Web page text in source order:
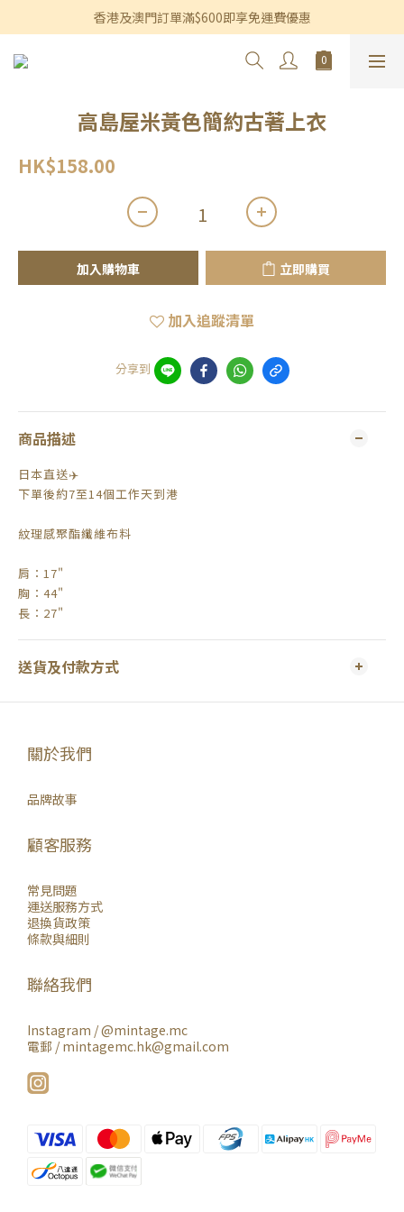
香港及澳門訂單滿$600即享免運費優惠
香港及澳門訂單滿$600即享免運費優惠
3個月內買滿$1,200可享永久九折優惠
高島屋米黃色簡約古著上衣
HK$158.00
加入購物車 立即購買
加入追蹤清單
分享到
商品描述
日本直送✈️
下單後約7至14個工作天到港
紋理感聚酯纖維布料
肩：17"
胸：44"
長：27"
送貨及付款方式
關於我們
品牌故事
顧客服務
常見問題
運送服務方式
退換貨政策
條款與細則
聯絡我們
Instagram /@mintage.mc
電郵 / mintagemc.hk@gmail.com